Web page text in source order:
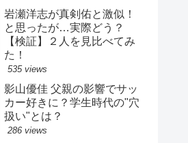
岩瀬洋志が真剣佑と激似！
と思ったが…実際どう？
【検証】２人を見比べてみ
た！
535 views
影山優佳 父親の影響でサッ
カー好きに？学生時代の"穴
扱い"とは？
286 views